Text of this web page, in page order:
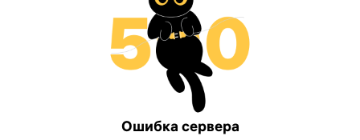
Ошибка сервера